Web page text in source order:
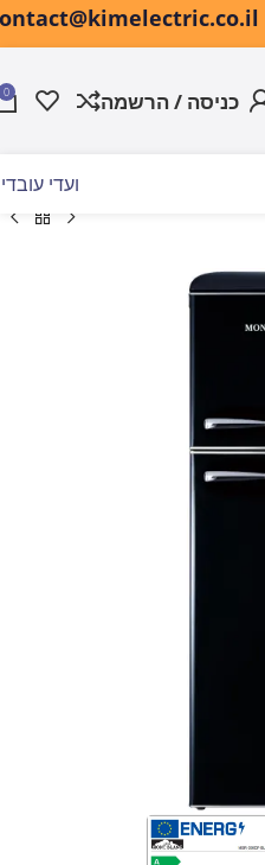
כניסה / הרשמה 0
ועדי